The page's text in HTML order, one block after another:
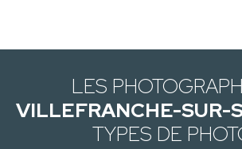
LES
VILLEFRANCHE-SUR-
TYPES DE